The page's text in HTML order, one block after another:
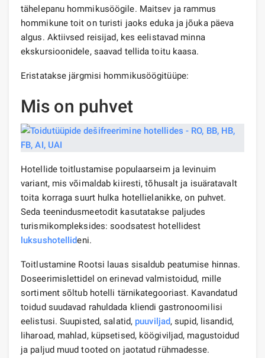
tähelepanu hommikusöögile. Maitsev ja rammus
hommikune toit on turisti jaoks eduka ja jõuka päeva
algus. Aktiivsed reisijad, kes eelistavad minna
ekskursioonidele, saavad tellida toitu kaasa.
Eristatakse järgmisi hommikusöögitüüpe:
Mis on puhvet
Hotellide toitlustamise populaarseim ja levinuim
variant, mis võimaldab kiiresti, tõhusalt ja isuäratavalt
toita korraga suurt hulka hotellielanikke, on puhvet.
Seda teenindusmeetodit kasutatakse paljudes
turismikompleksides: soodsatest hotellidest
luksushotellideni.
Toitlustamine Rootsi lauas sisaldub peatumise hinnas.
Doseerimislettidel on erinevad valmistoidud, mille
sortiment sõltub hotelli tärnikategooriast. Kavandatud
toidud suudavad rahuldada kliendi gastronoomilisi
eelistusi. Suupisted, salatid, puuviljad, supid, lisandid,
liharoad, mahlad, küpsetised, köögiviljad, magustoidud
ja paljud muud tooted on jaotatud rühmadesse.